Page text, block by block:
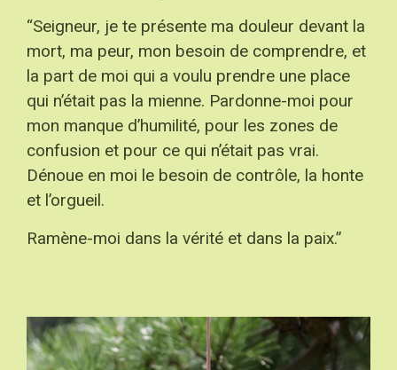
“Seigneur, je te présente ma douleur devant la
mort, ma peur, mon besoin de comprendre, et
la part de moi qui a voulu prendre une place
qui n’était pas la mienne. Pardonne-moi pour
mon manque d’humilité, pour les zones de
confusion et pour ce qui n’était pas vrai.
Dénoue en moi le besoin de contrôle, la honte
et l’orgueil.
Ramène-moi dans la vérité et dans la paix.”